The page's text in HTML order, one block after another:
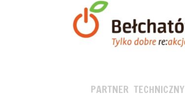
PARTNER TECHNICZNY